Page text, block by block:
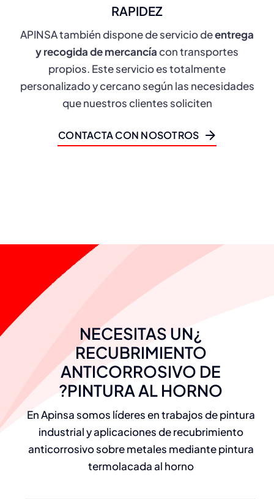
RAPIDEZ
APINSA también dispone de servicio deentrega
y recogida demercancíacon transportes
propios. Este servicio es totalmente
personalizado y cercano según las necesidades
que nuestros clientes soliciten
CONTACTA CON NOSOTROS
¿NECESITAS UN
RECUBRIMIENTO
ANTICORROSIVO DE
PINTURA AL HORNO?
En Apinsa somos líderes en trabajos de pintura
industrial y aplicaciones de recubrimiento
anticorrosivo sobre metales mediante pintura
termolacada al horno